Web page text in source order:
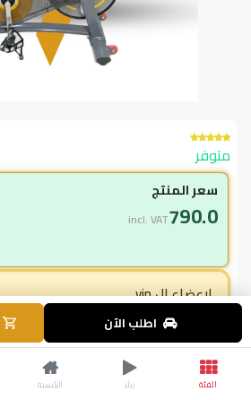
متوفر
سعر المنتج
790.0
incl. VAT
لاعضاء ال vip
790.00
incl. VAT
990.00 وفر200.00
% خصم
اطلب الآن
الفئة ريلز الرئيسية